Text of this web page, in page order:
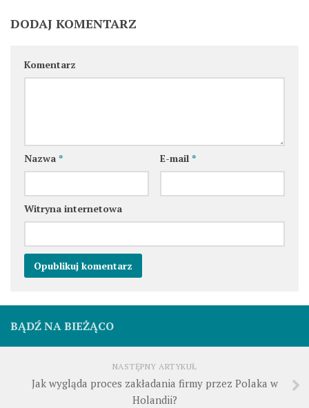
DODAJ KOMENTARZ
Komentarz
Nazwa * E-mail *
Witryna internetowa
BĄDŹ NA BIEŻĄCO
NASTĘPNY ARTYKUŁ
Jak wygląda proces zakładania firmy przez Polaka w
Holandii?